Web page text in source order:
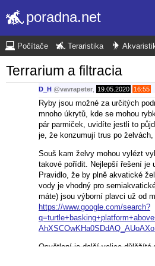
poradna.net
Počítače Teraristika
Terrarium a filtracia
D_H @vavrapeter 19.05.2020 16:55
Ryby jsou možné za určitých
mnoho úkrytů, kde se mohou
pár parmiček, uvidíte jestli to
je, že konzumují trus po
Souš kam želvy mohou vylézt
takové pořídit. Nejlepší řešení je
Pravidlo, že by plně akvatické
vody je vhodný pro
máte) jsou výborní plavci už od
https://www.google.com/search?
Osvětlení je další velice důlěžítá